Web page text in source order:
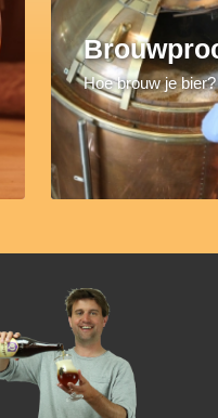
Hoe brouw je bier?